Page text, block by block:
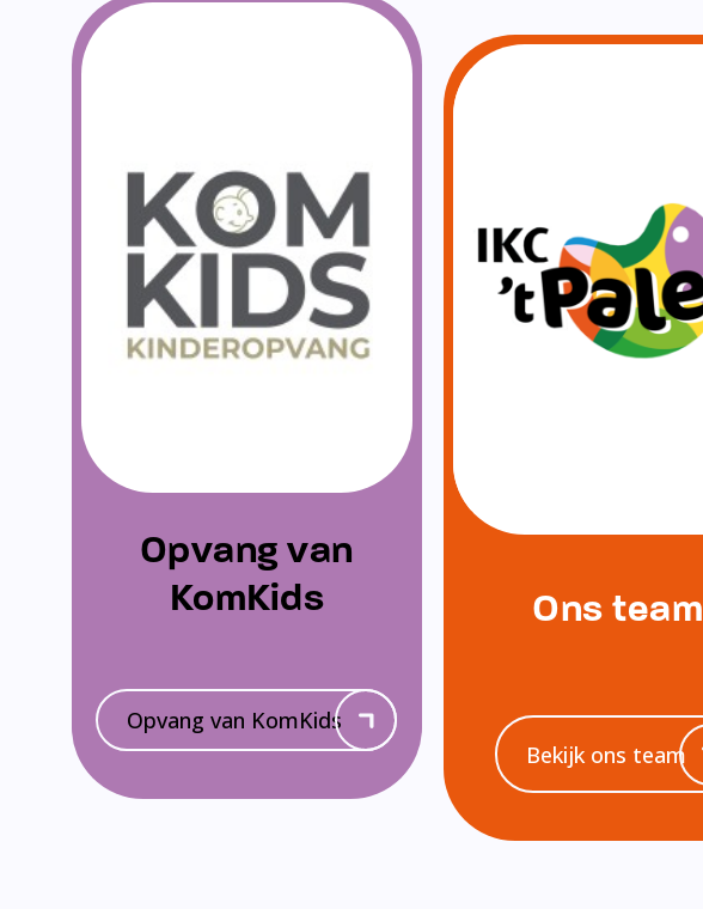
Opvang van
KomKids
Opvang van KomKids
Ons team
Bekijk ons team